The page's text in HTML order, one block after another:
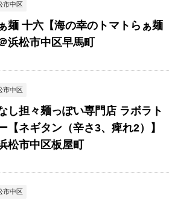
市中区
麺 十六【海の幸のトマトらぁ麺
浜松市中区早馬町
市中区
し担々麺っぽい専門店 ラボラト
【ネギタン（辛さ3、痺れ2）】
松市中区板屋町
市中区